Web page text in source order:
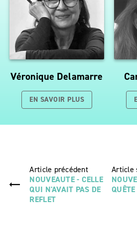
Véronique Delamarre
EN SAVOIR PLUS
Article précédent
NOUVEAUTE - CELLE
QUI N'AVAIT PAS DE
REFLET
Article